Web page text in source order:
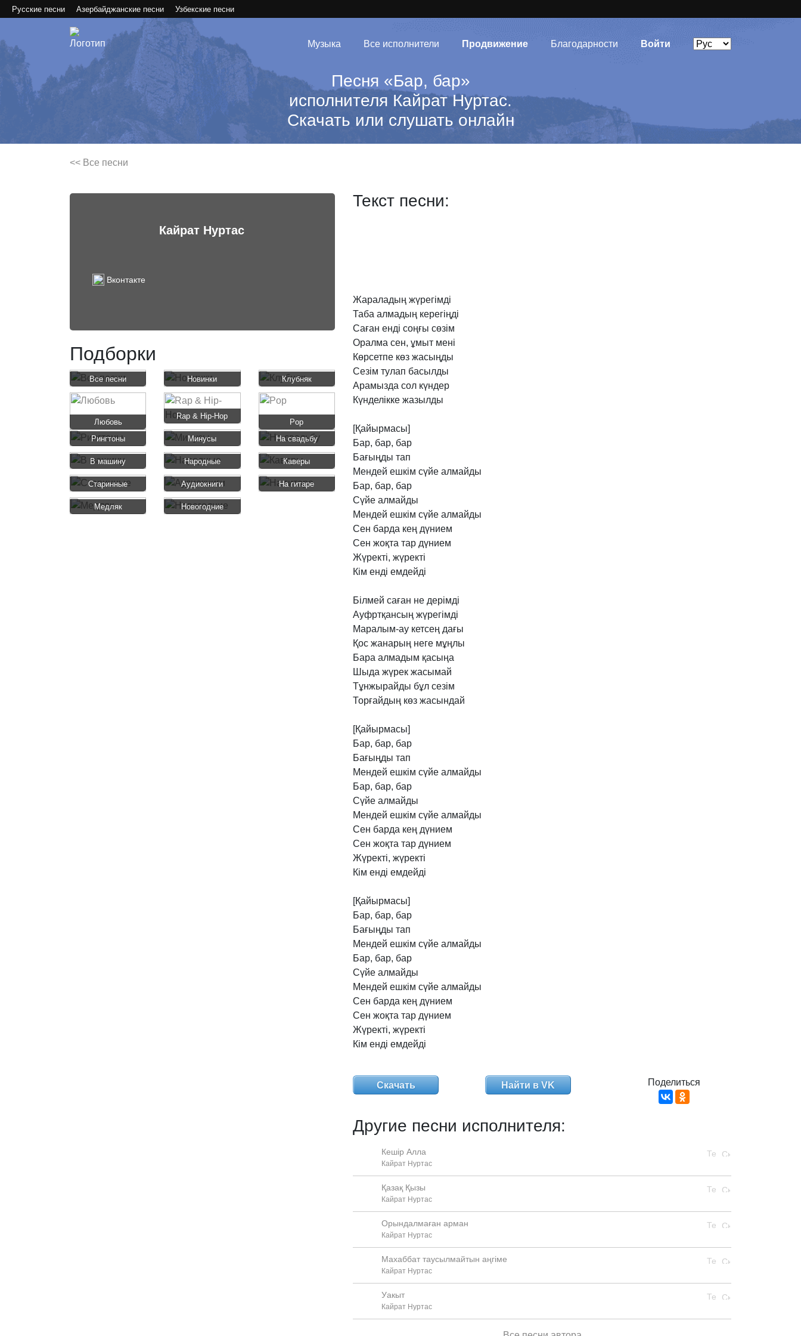
Русские песни Азербайджанские песни Узбекские песни
Музыка Все исполнители Продвижение Благодарности Войти
Песня «Бар, бар»
исполнителя Кайрат Нуртас.
Скачать или слушать онлайн
<< Все песни
Текст песни:
Жараладың жүрегімді
Таба алмадың керегіңді
Саған енді соңғы сөзім
Оралма сен, ұмыт мені
Көрсетпе көз жасыңды
Сезім тулап басылды
Арамызда сол күндер
Күнделікке жазылды
[Қайырмасы]
Бар, бар, бар
Бағыңды тап
Мендей ешкім сүйе алмайды
Бар, бар, бар
Сүйе алмайды
Мендей ешкім сүйе алмайды
Сен барда кең дүнием
Сен жоқта тар дүнием
Жүректі, жүректі
Кім енді емдейді
Білмей саған не дерімді
Ауфртқансың жүрегімді
Маралым-ау кетсең дағы
Қос жанарың неге мұңлы
Бара алмадым қасыңа
Шыда жүрек жасымай
Тұнжырайды бұл сезім
Торғайдың көз жасындай
[Қайырмасы]
Бар, бар, бар
Бағыңды тап
Мендей ешкім сүйе алмайды
Бар, бар, бар
Сүйе алмайды
Мендей ешкім сүйе алмайды
Сен барда кең дүнием
Сен жоқта тар дүнием
Жүректі, жүректі
Кім енді емдейді
[Қайырмасы]
Бар, бар, бар
Бағыңды тап
Мендей ешкім сүйе алмайды
Бар, бар, бар
Сүйе алмайды
Мендей ешкім сүйе алмайды
Сен барда кең дүнием
Сен жоқта тар дүнием
Жүректі, жүректі
Кім енді емдейді
Скачать Найти в VK Поделиться
Другие песни исполнителя:
Кешір Алла
Кайрат Нуртас
Қазақ Қызы
Кайрат Нуртас
Орындалмаған арман
Кайрат Нуртас
Махаббат таусылмайтын аңгіме
Кайрат Нуртас
Уакыт
Кайрат Нуртас
Кайрат Нуртас
Вконтакте
Подборки
Все песни Новинки Клубняк
Любовь
Rap & Hip-Hop
Pop
Рингтоны
Минусы На свадьбу
В машину Народные Каверы
Старинные Аудиокниги На гитаре
Медляк Новогодние